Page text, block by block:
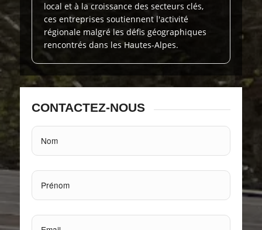
local et à la croissance des secteurs clés,
ces entreprises soutiennent l'activité
régionale malgré les défis géographiques
rencontrés dans les Hautes-Alpes.
CONTACTEZ-NOUS